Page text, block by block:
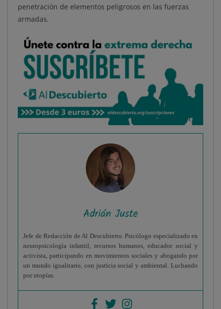
penetración de elementos peligrosos en las fuerzas
armadas.
Adrián Juste
Jefe de Redacción de Al Descubierto. Psicólogo especializado en
neuropsicología infantil, recursos humanos, educador social y
activista, participando en movimientos sociales y abogando por
un mundo igualitario, con justicia social y ambiental. Luchando
por utopías.